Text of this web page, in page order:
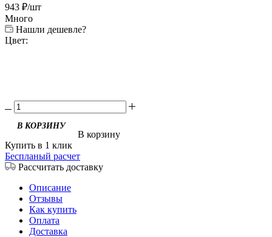
943 ₽/шт
Много
Нашли дешевле?
Цвет:
В корзину
Купить в 1 клик
Беспланый расчет
Рассчитать доставку
Описание
Отзывы
Как купить
Оплата
Доставка